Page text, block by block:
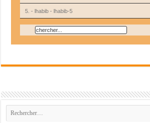
5. - lhabib - lhabib-5
6. - lhabib - lhabib-6